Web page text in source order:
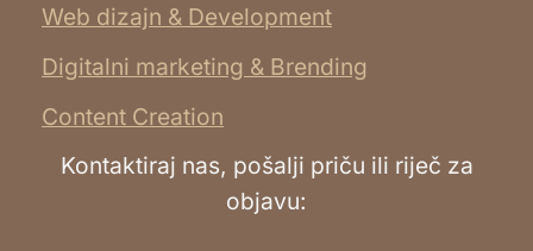
Web dizajn & Development
Digitalni marketing & Brending
Content Creation
Kontaktiraj nas, pošalji priču ili riječ za
objavu: